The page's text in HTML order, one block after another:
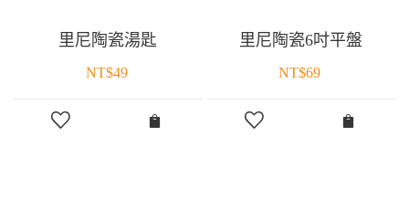
里尼陶瓷湯匙
NT$49
里尼陶瓷6吋平盤
NT$69